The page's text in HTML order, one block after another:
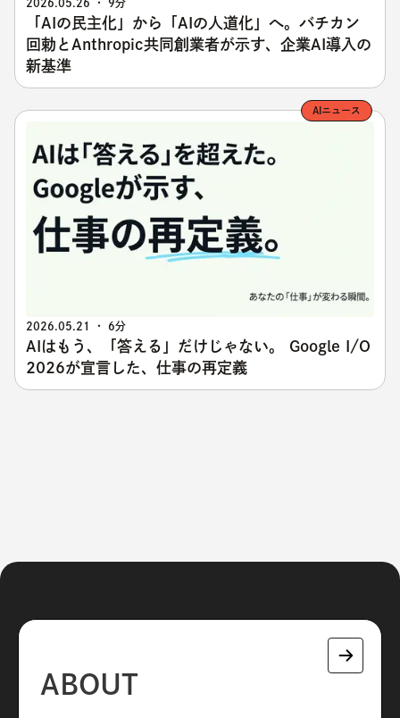
2026.05.26 ・ 9分
「AIの民主化」から「AIの人道化」へ。バチカン
回勅とAnthropic共同創業者が示す、企業AI導入の
新基準
2026.05.21 ・ 6分
AIはもう、「答える」だけじゃない。 Google I/O
2026が宣言した、仕事の再定義
AIニュース
ABOUT